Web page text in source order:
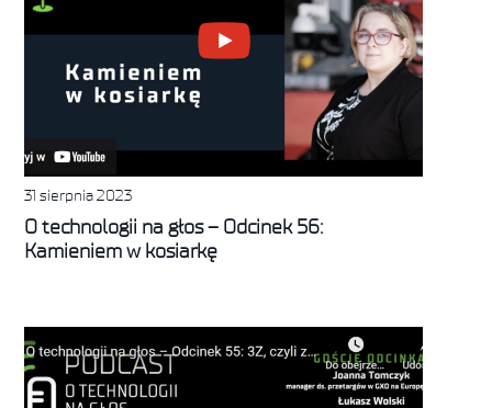
31 sierpnia 2023
O technologii na głos – Odcinek 56:
Kamieniem w kosiarkę